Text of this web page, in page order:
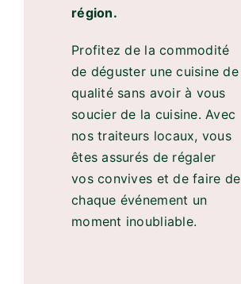
région.
Profitez de la commodité
de déguster une cuisine de
qualité sans avoir à vous
soucier de la cuisine. Avec
nos traiteurs locaux, vous
êtes assurés de régaler
vos convives et de faire de
chaque événement un
moment inoubliable.